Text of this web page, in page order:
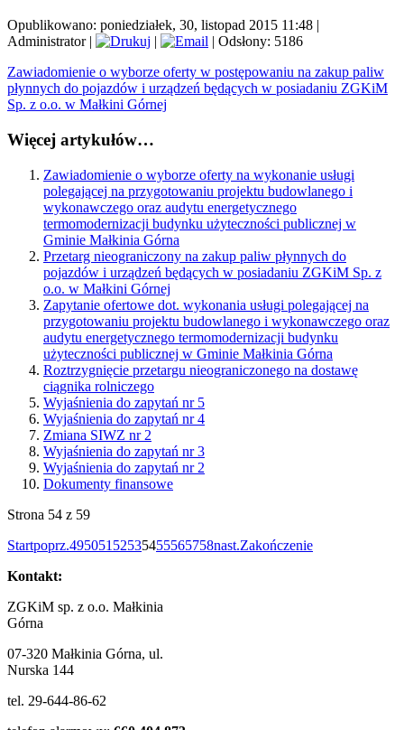
Opublikowano: poniedziałek, 30, listopad 2015 11:48 |
Administrator| |
| Odsłony: 5186
Zawiadomienie o wyborze oferty w postępowaniu na zakup paliw
płynnych do pojazdów i urządzeń będących w posiadaniu ZGKiM
Sp. z o.o. w Małkini Górnej
Więcej artykułów…
Zawiadomienie o wyborze oferty na wykonanie usługi
polegającej na przygotowaniu projektu budowlanego i
wykonawczego oraz audytu energetycznego
termomodernizacji budynku użyteczności publicznej w
Gminie Małkinia Górna
Przetarg nieograniczony na zakup paliw płynnych do
pojazdów i urządzeń będących w posiadaniu ZGKiM Sp. z
o.o. w Małkini Górnej
Zapytanie ofertowe dot. wykonania usługi polegającej na
przygotowaniu projektu budowlanego i wykonawczego oraz
audytu energetycznego termomodernizacji budynku
użyteczności publicznej w Gminie Małkinia Górna
Roztrzygnięcie przetargu nieograniczonego na dostawę
ciągnika rolniczego
Wyjaśnienia do zapytań nr 5
Wyjaśnienia do zapytań nr 4
Zmiana SIWZ nr 2
Wyjaśnienia do zapytań nr 3
Wyjaśnienia do zapytań nr 2
Dokumenty finansowe
Strona 54 z 59
Startpoprz.495051 52535455565758nast.Zakończenie
Kontakt:
ZGKiM sp. z o.o. Małkinia
Górna
07-320 Małkinia Górna, ul.
Nurska 144
tel. 29-644-86-62